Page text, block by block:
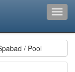
/ Pool